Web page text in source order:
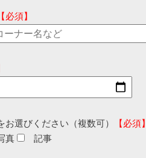
【必須】
お選びください（複数可）
【必須】
真 記事